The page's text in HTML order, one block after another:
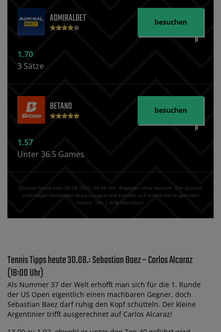
ADMIRALBET
1.70
3 Sätze
besuchen
BETANO
1.57
Unter 36.5 Games
besuchen
Quoten Stand vom 30.08.2022‚ 08⁚44 Uhr. Angaben ohne Gewähr. Die Quoten
unterliegen laufenden Anpassungen und können sich mittlerweile geändert
haben. 18+ | AGB beachten!
Tennis Tipps heute 30.08.: Sebastian Baez – Carlos Alcaraz
(18:00 Uhr)
Als Nummer 37 der Welt erhofft man sich für die 1. Runde
der US Open eigentlich einen machbaren Gegner, doch
Sebastian Baez darf ruhig den Kopf schütteln. Der kleine
Argentinier trifft ausgerechnet auf Carlos Alcaraz!